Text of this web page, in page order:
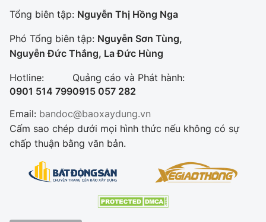
Tổng biên tập: Nguyễn Thị Hồng Nga
Phó Tổng biên tập: Nguyễn Sơn Tùng,
Nguyễn Đức Thắng, La Đức Hùng
Hotline:
0901 514 799
Quảng cáo và Phát hành:
0915 057 282
Email: bandoc@baoxaydung.vn
Cấm sao chép dưới mọi hình thức nếu không có sự
chấp thuận bằng văn bản.